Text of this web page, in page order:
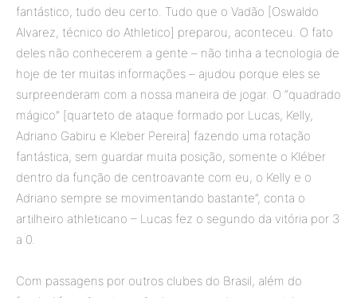
fantástico, tudo deu certo. Tudo que o Vadão [Oswaldo
Alvarez, técnico do Athletico] preparou, aconteceu. O fato
deles não conhecerem a gente – não tinha a tecnologia de
hoje de ter muitas informações – ajudou porque eles se
surpreenderam com a nossa maneira de jogar. O “quadrado
mágico” [quarteto de ataque formado por Lucas, Kelly,
Adriano Gabiru e Kleber Pereira] fazendo uma rotação
fantástica, sem guardar muita posição, somente o Kléber
dentro da função de centroavante com eu, o Kelly e o
Adriano sempre se movimentando bastante”, conta o
artilheiro athleticano – Lucas fez o segundo da vitória por 3
a 0.
Com passagens por outros clubes do Brasil, além do